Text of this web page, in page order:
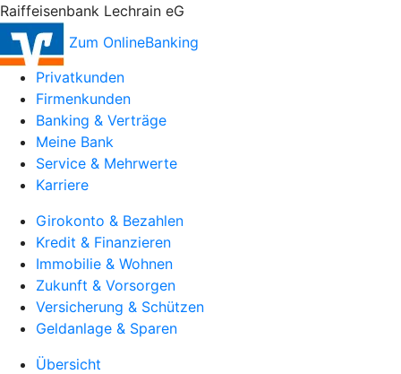
Raiffeisenbank Lechrain eG
Zum OnlineBanking
Privatkunden
Firmenkunden
Banking & Verträge
Meine Bank
Service & Mehrwerte
Karriere
Girokonto & Bezahlen
Kredit & Finanzieren
Immobilie & Wohnen
Zukunft & Vorsorgen
Versicherung & Schützen
Geldanlage & Sparen
Übersicht